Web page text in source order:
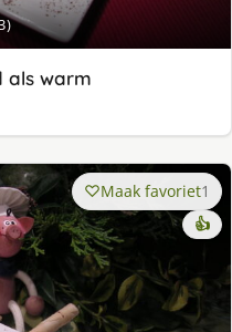
als warm
Maak favoriet1
👍